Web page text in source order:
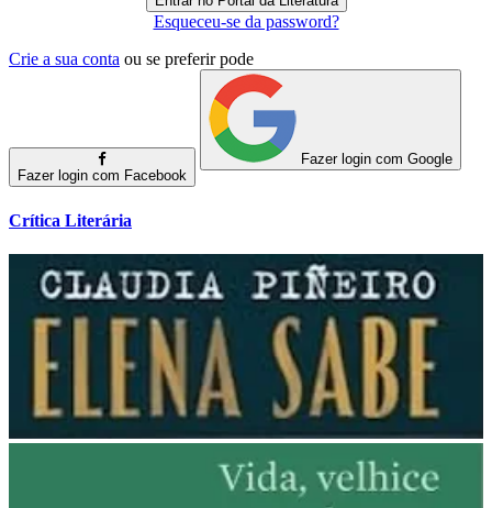
Esqueceu-se da password?
Crie a sua conta ou se preferir pode
Fazer login com Facebook
Fazer login com Google
Crítica Literária